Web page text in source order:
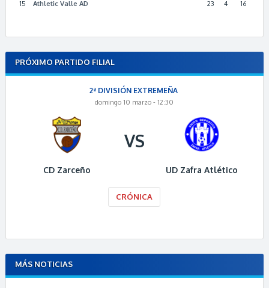
15 Athletic Valle AD 23 4 16
PRÓXIMO PARTIDO FILIAL
2ª DIVISIÓN EXTREMEÑA
domingo 10 marzo - 12:30
CD Zarceño
VS
UD Zafra Atlético
CRÓNICA
MÁS NOTICIAS